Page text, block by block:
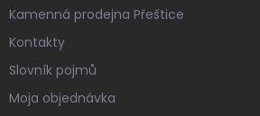
Kamenná prodejna Přeštice
Kontakty
Slovník pojmů
Moja objednávka